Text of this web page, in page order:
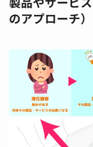
のアプローチ）